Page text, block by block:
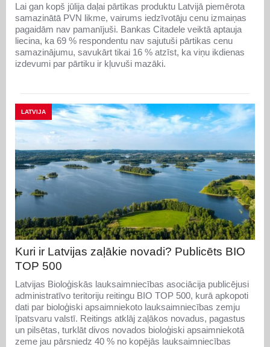
Lai gan kopš jūlija daļai pārtikas produktu Latvijā piemērota
samazinātā PVN likme, vairums iedzīvotāju cenu izmaiņas
pagaidām nav pamanījuši. Bankas Citadele veiktā aptauja
liecina, ka 69 % respondentu nav sajutuši pārtikas cenu
samazinājumu, savukārt tikai 16 % atzīst, ka viņu ikdienas
izdevumi par pārtiku ir kļuvuši mazāki.
LATVIJA
Kuri ir Latvijas zaļākie novadi? Publicēts BIO
TOP 500
Latvijas Bioloģiskās lauksaimniecības asociācija publicējusi
administratīvo teritoriju reitingu BIO TOP 500, kurā apkopoti
dati par bioloģiski apsaimniekoto lauksaimniecības zemju
īpatsvaru valstī. Reitings atklāj zaļākos novadus, pagastus
un pilsētas, turklāt divos novados bioloģiski apsaimniekotā
zeme jau pārsniedz 40 % no kopējās lauksaimniecības